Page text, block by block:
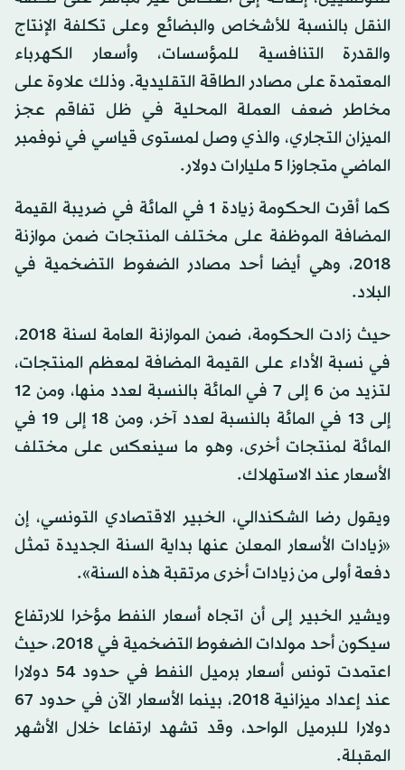
النقل بالنسبة للأشخاص والبضائع وعلى تكلفة الإنتاج
والقدرة التنافسية للمؤسسات، وأسعار الكهرباء
المعتمدة على مصادر الطاقة التقليدية. وذلك علاوة على
مخاطر ضعف العملة المحلية في ظل تفاقم عجز
الميزان التجاري، والذي وصل لمستوى قياسي في نوفمبر
الماضي متجاوزا 5 مليارات دولار.
كما أقرت الحكومة زيادة 1 في المائة في ضريبة القيمة
المضافة الموظفة على مختلف المنتجات ضمن موازنة
2018، وهي أيضا أحد مصادر الضغوط التضخمية في
البلاد.
حيث زادت الحكومة، ضمن الموازنة العامة لسنة 2018،
في نسبة الأداء على القيمة المضافة لمعظم المنتجات،
لتزيد من 6 إلى 7 في المائة بالنسبة لعدد منها، ومن 12
إلى 13 في المائة بالنسبة لعدد آخر، ومن 18 إلى 19 في
المائة لمنتجات أخرى، وهو ما سينعكس على مختلف
الأسعار عند الاستهلاك.
ويقول رضا الشكندالي، الخبير الاقتصادي التونسي، إن
«زيادات الأسعار المعلن عنها بداية السنة الجديدة تمثل
دفعة أولى من زيادات أخرى مرتقبة هذه السنة».
ويشير الخبير إلى أن اتجاه أسعار النفط مؤخرا للارتفاع
سيكون أحد مولدات الضغوط التضخمية في 2018، حيث
اعتمدت تونس أسعار برميل النفط في حدود 54 دولارا
عند إعداد ميزانية 2018، بينما الأسعار الآن في حدود 67
دولارا للبرميل الواحد، وقد تشهد ارتفاعا خلال الأشهر
المقبلة.